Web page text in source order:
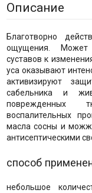
Описание
Благотворно
ощущения. Может
суставов к
уса оказывают
активизируют
сабельника и
поврежденных
воспалительных
масла сосны и
антисептическими
способ
небольшое